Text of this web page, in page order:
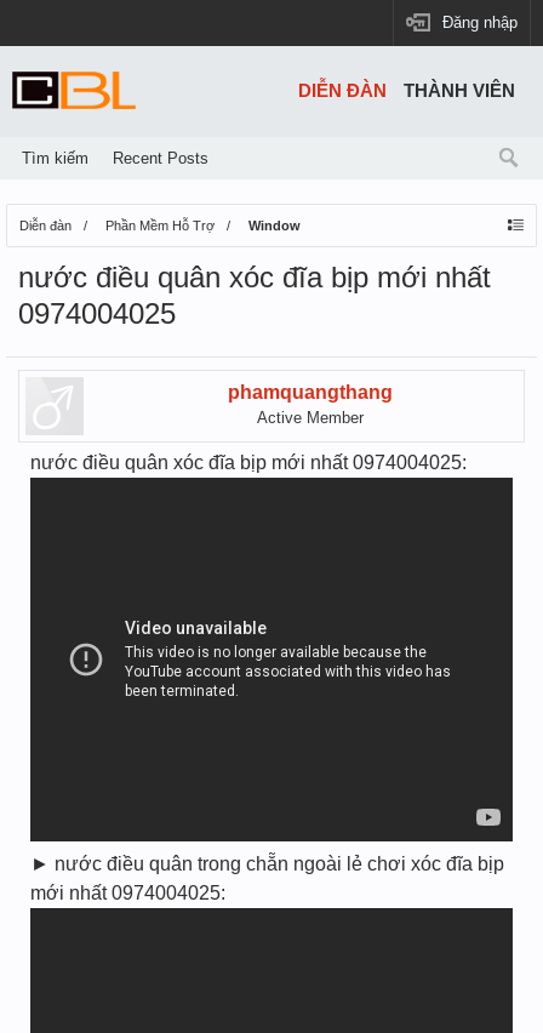
Đăng nhập
Diễn đàn Phần Mềm Hỗ Trợ Window
nước điều quân xóc đĩa bịp mới nhất
0974004025
phamquangthang
Active Member
nước điều quân xóc đĩa bịp mới nhất 0974004025:
► nước điều quân trong chẵn ngoài lẻ chơi xóc đĩa bịp
mới nhất 0974004025:
DIỄN ĐÀN
Tìm kiếm Recent Posts
THÀNH VIÊN